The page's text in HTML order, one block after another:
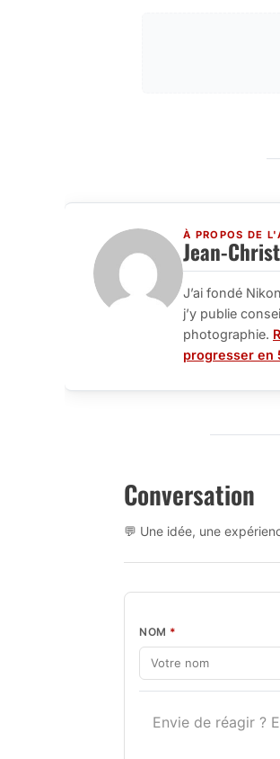
À PROPOS DE
Jean-
J’ai fondé
j’y publie
photographie.
progresser en
Conversation
💬 Une idée, une
NOM *